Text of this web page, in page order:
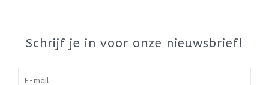
Schrijf je in voor onze nieuwsbrief!